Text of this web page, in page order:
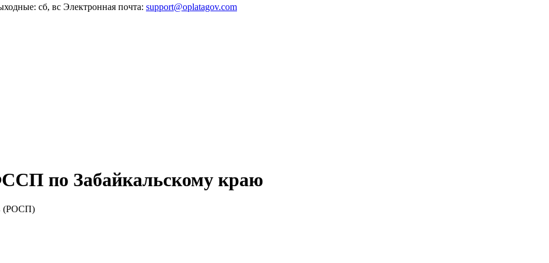
сб, вс Электронная почта: support@oplatagov.com
по Забайкальскому краю
(РОСП)